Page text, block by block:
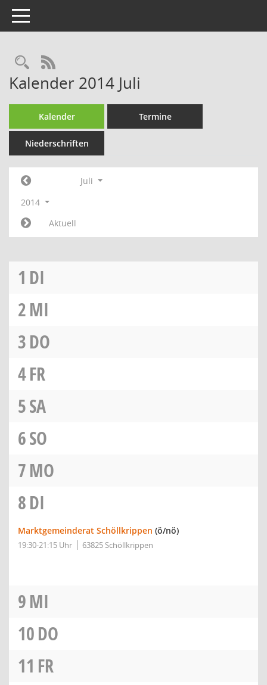
Toggle navigation
Rechercheauswahl
RSS-Feed
Kalender 2014 Juli
Kalender Termine
Niederschriften
Juli
2014
Aktuell
1 DI
2MI
3DO
4FR
5SA
6SO
7MO
8DI
Marktgemeinderat Schöllkrippen (ö/nö)
19:30-21:15 Uhr 63825 Schöllkrippen
9MI
10DO
11 FR